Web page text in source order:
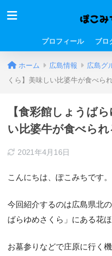
プロフィール ブロ
ホーム 広島情報 広島グ
くら】美味しい比婆牛が食べら
【食彩館しょうば
い比婆牛が食べら
2021年4月16日
こんにちは、ぽこみちです。
今回紹介するのは広島県北
ばらゆめさくら」にある花ほ
お墓参りなどで庄原に行く